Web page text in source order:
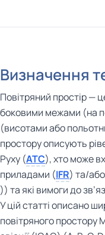
Визначення
Повітряний простір —
боковими межами (на
(висотами або
простору описують
Руху (ATC), хто може
приладами (IFR) та/
)) та які вимоги до
У цій статті описано
повітряного простору